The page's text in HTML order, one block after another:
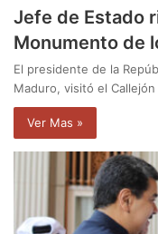
Jefe de Estado
Monumento de
El presidente de la
Maduro, visitó el
Ver Mas »